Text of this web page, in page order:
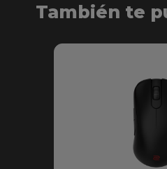
También te